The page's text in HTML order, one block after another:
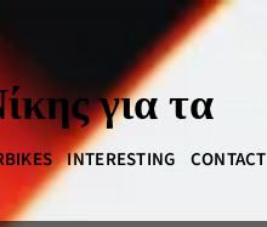
INTERESTING CONTACT
για τα